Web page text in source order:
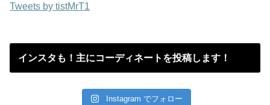
Tweets by tistMrT1
インスタも！主にコーディネートを投稿します！
Instagram でフォロー